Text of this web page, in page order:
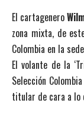
El cartagenero
zona mixta, de
Colombia en la
El volante de la
Selección
titular de cara a lo